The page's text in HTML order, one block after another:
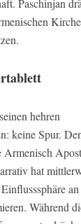
hehren
keine Spur.
hat
Während